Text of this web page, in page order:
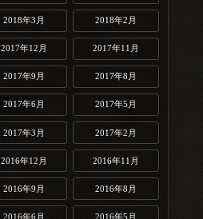
2018年3月 2018年2月
2017年12月 2017年11月
2017年9月 2017年8月
2017年6月 2017年5月
2017年3月 2017年2月
2016年12月 2016年11月
2016年9月 2016年8月
2016年6月 2016年5月